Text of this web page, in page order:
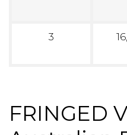
3
FRINGED